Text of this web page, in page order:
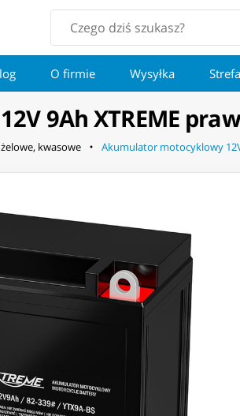
O firmie Wysyłka
9Ah XTREME
kwasowe Akumulator motocyklowy